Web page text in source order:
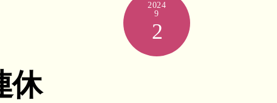
2024
9
2
休